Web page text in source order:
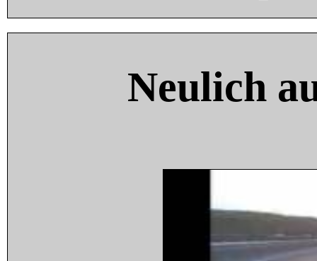
Neulich